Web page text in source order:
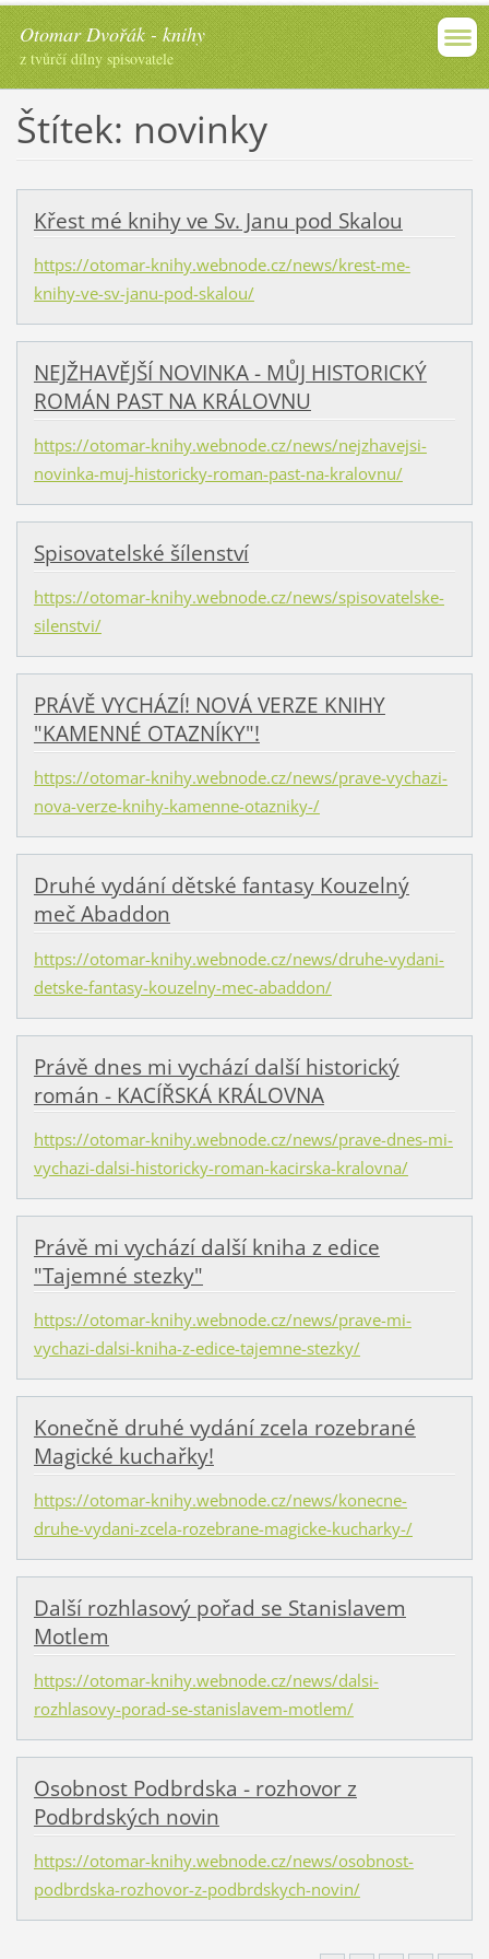
Otomar Dvořák - knihy
z tvůrčí dílny spisovatele
Štítek: novinky
Křest mé knihy ve Sv. Janu pod Skalou
https://otomar-knihy.webnode.cz/news/krest-me-
knihy-ve-sv-janu-pod-skalou/
NEJŽHAVĚJŠÍ NOVINKA - MŮJ HISTORICKÝ
ROMÁN PAST NA KRÁLOVNU
https://otomar-knihy.webnode.cz/news/nejzhavejsi-
novinka-muj-historicky-roman-past-na-kralovnu/
Spisovatelské šílenství
https://otomar-knihy.webnode.cz/news/spisovatelske-
silenstvi/
PRÁVĚ VYCHÁZÍ! NOVÁ VERZE KNIHY
"KAMENNÉ OTAZNÍKY"!
https://otomar-knihy.webnode.cz/news/prave-vychazi-
nova-verze-knihy-kamenne-otazniky-/
Druhé vydání dětské fantasy Kouzelný
meč Abaddon
https://otomar-knihy.webnode.cz/news/druhe-vydani-
detske-fantasy-kouzelny-mec-abaddon/
Právě dnes mi vychází další historický
román - KACÍŘSKÁ KRÁLOVNA
https://otomar-knihy.webnode.cz/news/prave-dnes-mi-
vychazi-dalsi-historicky-roman-kacirska-kralovna/
Právě mi vychází další kniha z edice
"Tajemné stezky"
https://otomar-knihy.webnode.cz/news/prave-mi-
vychazi-dalsi-kniha-z-edice-tajemne-stezky/
Konečně druhé vydání zcela rozebrané
Magické kuchařky!
https://otomar-knihy.webnode.cz/news/konecne-
druhe-vydani-zcela-rozebrane-magicke-kucharky-/
Další rozhlasový pořad se Stanislavem
Motlem
https://otomar-knihy.webnode.cz/news/dalsi-
rozhlasovy-porad-se-stanislavem-motlem/
Osobnost Podbrdska - rozhovor z
Podbrdských novin
https://otomar-knihy.webnode.cz/news/osobnost-
podbrdska-rozhovor-z-podbrdskych-novin/